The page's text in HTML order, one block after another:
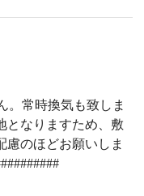
。常時換気も致しま
となりますため、敷
のほどお願いしま